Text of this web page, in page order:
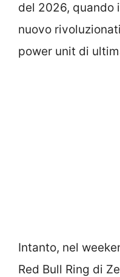
del 2026, quando
nuovo
power unit di
Intanto, nel
Red Bull Ring di